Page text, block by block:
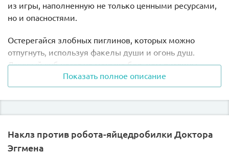
из игры, наполненную не только ценными ресурсами,
но и опасностями.
Остерегайся злобных пиглинов, которых можно
отпугнуть, используя факелы души и огонь душ.
Лавовый куб несет не меньше бед, чем пиглины.
Надевай доспехи, не расставайся со своим
незеритовым мечом и будь все время начеку.
Отыщи под сундуком с незеритом блок
позолоченного чернокамня. Адский нарост тоже
Показать полное описание
Наклз против робота-яйцедробилки Доктора
Эггмена